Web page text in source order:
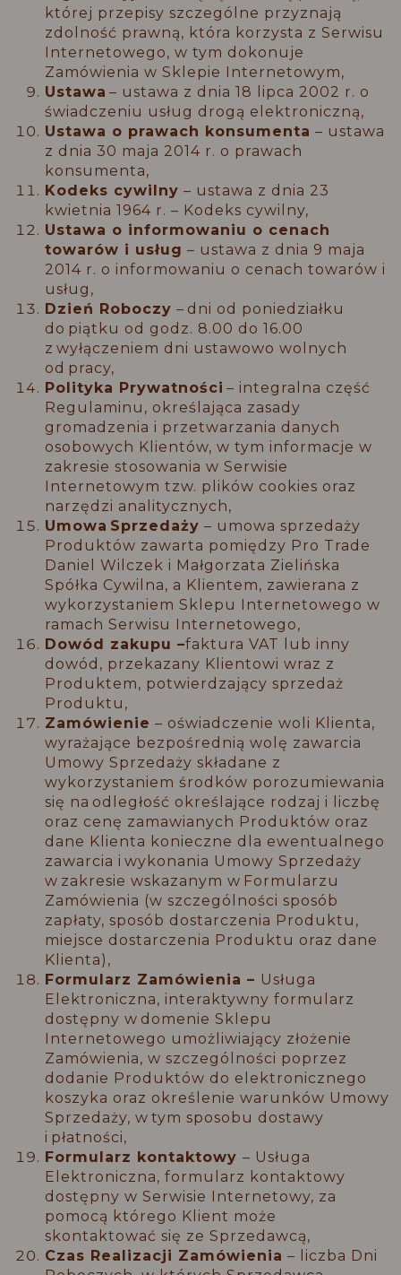
której przepisy szczególne przyznają
zdolność prawną, która korzysta z Serwisu
Internetowego, w tym dokonuje
Zamówienia w Sklepie Internetowym,
Ustawa – ustawa z dnia 18 lipca 2002 r. o
świadczeniu usług drogą elektroniczną,
Ustawa o prawach konsumenta – ustawa
z dnia 30 maja 2014 r. o prawach
konsumenta,
Kodeks cywilny – ustawa z dnia 23
kwietnia 1964 r. – Kodeks cywilny,
Ustawa o informowaniu o cenach
towarów i usług – ustawa z dnia 9 maja
2014 r. o informowaniu o cenach towarów i
usług,
Dzień Roboczy – dni od poniedziałku
do piątku od godz. 8.00 do 16.00
z wyłączeniem dni ustawowo wolnych
od pracy,
Polityka Prywatności – integralna część
Regulaminu, określająca zasady
gromadzenia i przetwarzania danych
osobowych Klientów, w tym informacje w
zakresie stosowania w Serwisie
Internetowym tzw. plików cookies oraz
narzędzi analitycznych,
Umowa Sprzedaży – umowa sprzedaży
Produktów zawarta pomiędzy Pro Trade
Daniel Wilczek i Małgorzata Zielińska
Spółka Cywilna, a Klientem, zawierana z
wykorzystaniem Sklepu Internetowego w
ramach Serwisu Internetowego,
Dowód zakupu –faktura VAT lub inny
dowód, przekazany Klientowi wraz z
Produktem, potwierdzający sprzedaż
Produktu,
Zamówienie – oświadczenie woli Klienta,
wyrażające bezpośrednią wolę zawarcia
Umowy Sprzedaży składane z
wykorzystaniem środków porozumiewania
się na odległość określające rodzaj i liczbę
oraz cenę zamawianych Produktów oraz
dane Klienta konieczne dla ewentualnego
zawarcia i wykonania Umowy Sprzedaży
w zakresie wskazanym w Formularzu
Zamówienia (w szczególności sposób
zapłaty, sposób dostarczenia Produktu,
miejsce dostarczenia Produktu oraz dane
Klienta),
Formularz Zamówienia – Usługa
Elektroniczna, interaktywny formularz
dostępny w domenie Sklepu
Internetowego umożliwiający złożenie
Zamówienia, w szczególności poprzez
dodanie Produktów do elektronicznego
koszyka oraz określenie warunków Umowy
Sprzedaży, w tym sposobu dostawy
i płatności,
Formularz kontaktowy – Usługa
Elektroniczna, formularz kontaktowy
dostępny w Serwisie Internetowy, za
pomocą którego Klient może
skontaktować się ze Sprzedawcą,
Czas Realizacji Zamówienia – liczba Dni